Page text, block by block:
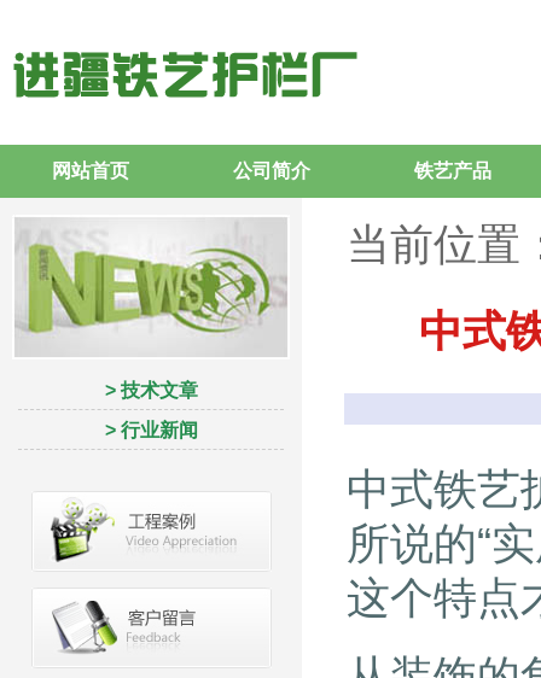
网站首页 公司简介 铁艺产品
> 技术文章
> 行业新闻
当前位置
中式
中式铁艺
所说的“
这个特点